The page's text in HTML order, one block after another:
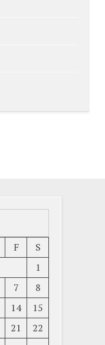
F
S
1
7
8
14
15
21
22